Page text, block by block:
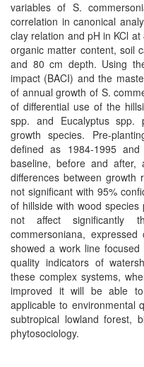
variables of S.
correlation in canonical
clay relation and pH in KCl
organic matter content, soil
and 80 cm depth. Using
impact (BACI) and the
of annual growth of S.
of differential use of the
spp. and Eucalyptus spp.
growth species. Pre-
defined as 1984-1995
baseline, before and after,
differences between growth
not significant with 95%
of hillside with wood
not affect significantly
commersoniana,
showed a work line
quality indicators of
these complex systems,
improved it will be able to
applicable to environmental
subtropical lowland forest,
phytosociology.